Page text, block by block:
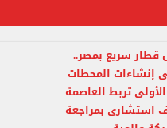
قطار سريع بمصر..
إنشاءات المحطات
تربط العاصمة
وتكليف استشارى بمراجعة